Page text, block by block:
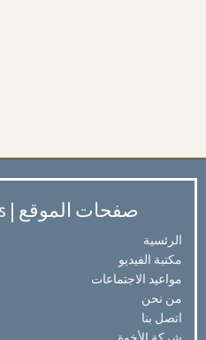
Site Pages | صفحات الموقع
الرئسية
مكتبة الفيديو
مواعيد الاجتماعات
من نحن
اتصل بنا